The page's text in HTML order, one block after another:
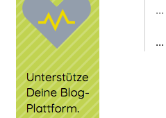
...
...